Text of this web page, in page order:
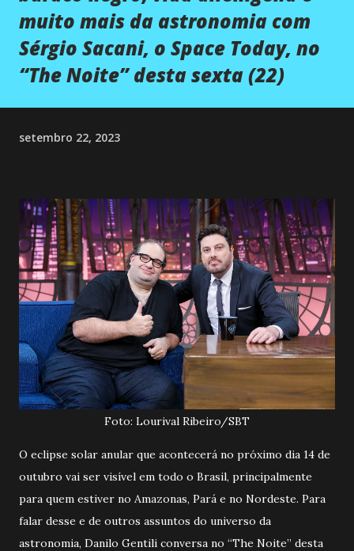
muito mais da astronomia com
Sérgio Sacani, o Space Today, no
“The Noite” desta sexta (22)
setembro 22, 2023
Foto: Lourival Ribeiro/SBT
O eclipse solar anular que acontecerá no próximo dia 14 de
outubro vai ser visível em todo o Brasil, principalmente
para quem estiver no Amazonas, Pará e no Nordeste. Para
falar desse e de outros assuntos do universo da
astronomia, Danilo Gentili conversa no “The Noite” desta